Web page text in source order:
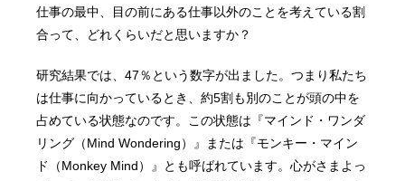
仕事の最中、目の前にある仕事以外のことを考えている割
合って、どれくらいだと思いますか？
研究結果では、47％という数字が出ました。つまり私たち
は仕事に向かっているとき、約5割も別のことが頭の中を
占めている状態なのです。この状態は『マインド・ワンダ
リング（Mind Wondering）』または『モンキー・マイン
ド（Monkey Mind）』とも呼ばれています。心がさまよっ